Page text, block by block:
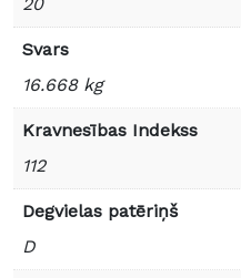
Svars
16.668 kg
Kravnesības Indekss
112
Degvielas patēriņš
D